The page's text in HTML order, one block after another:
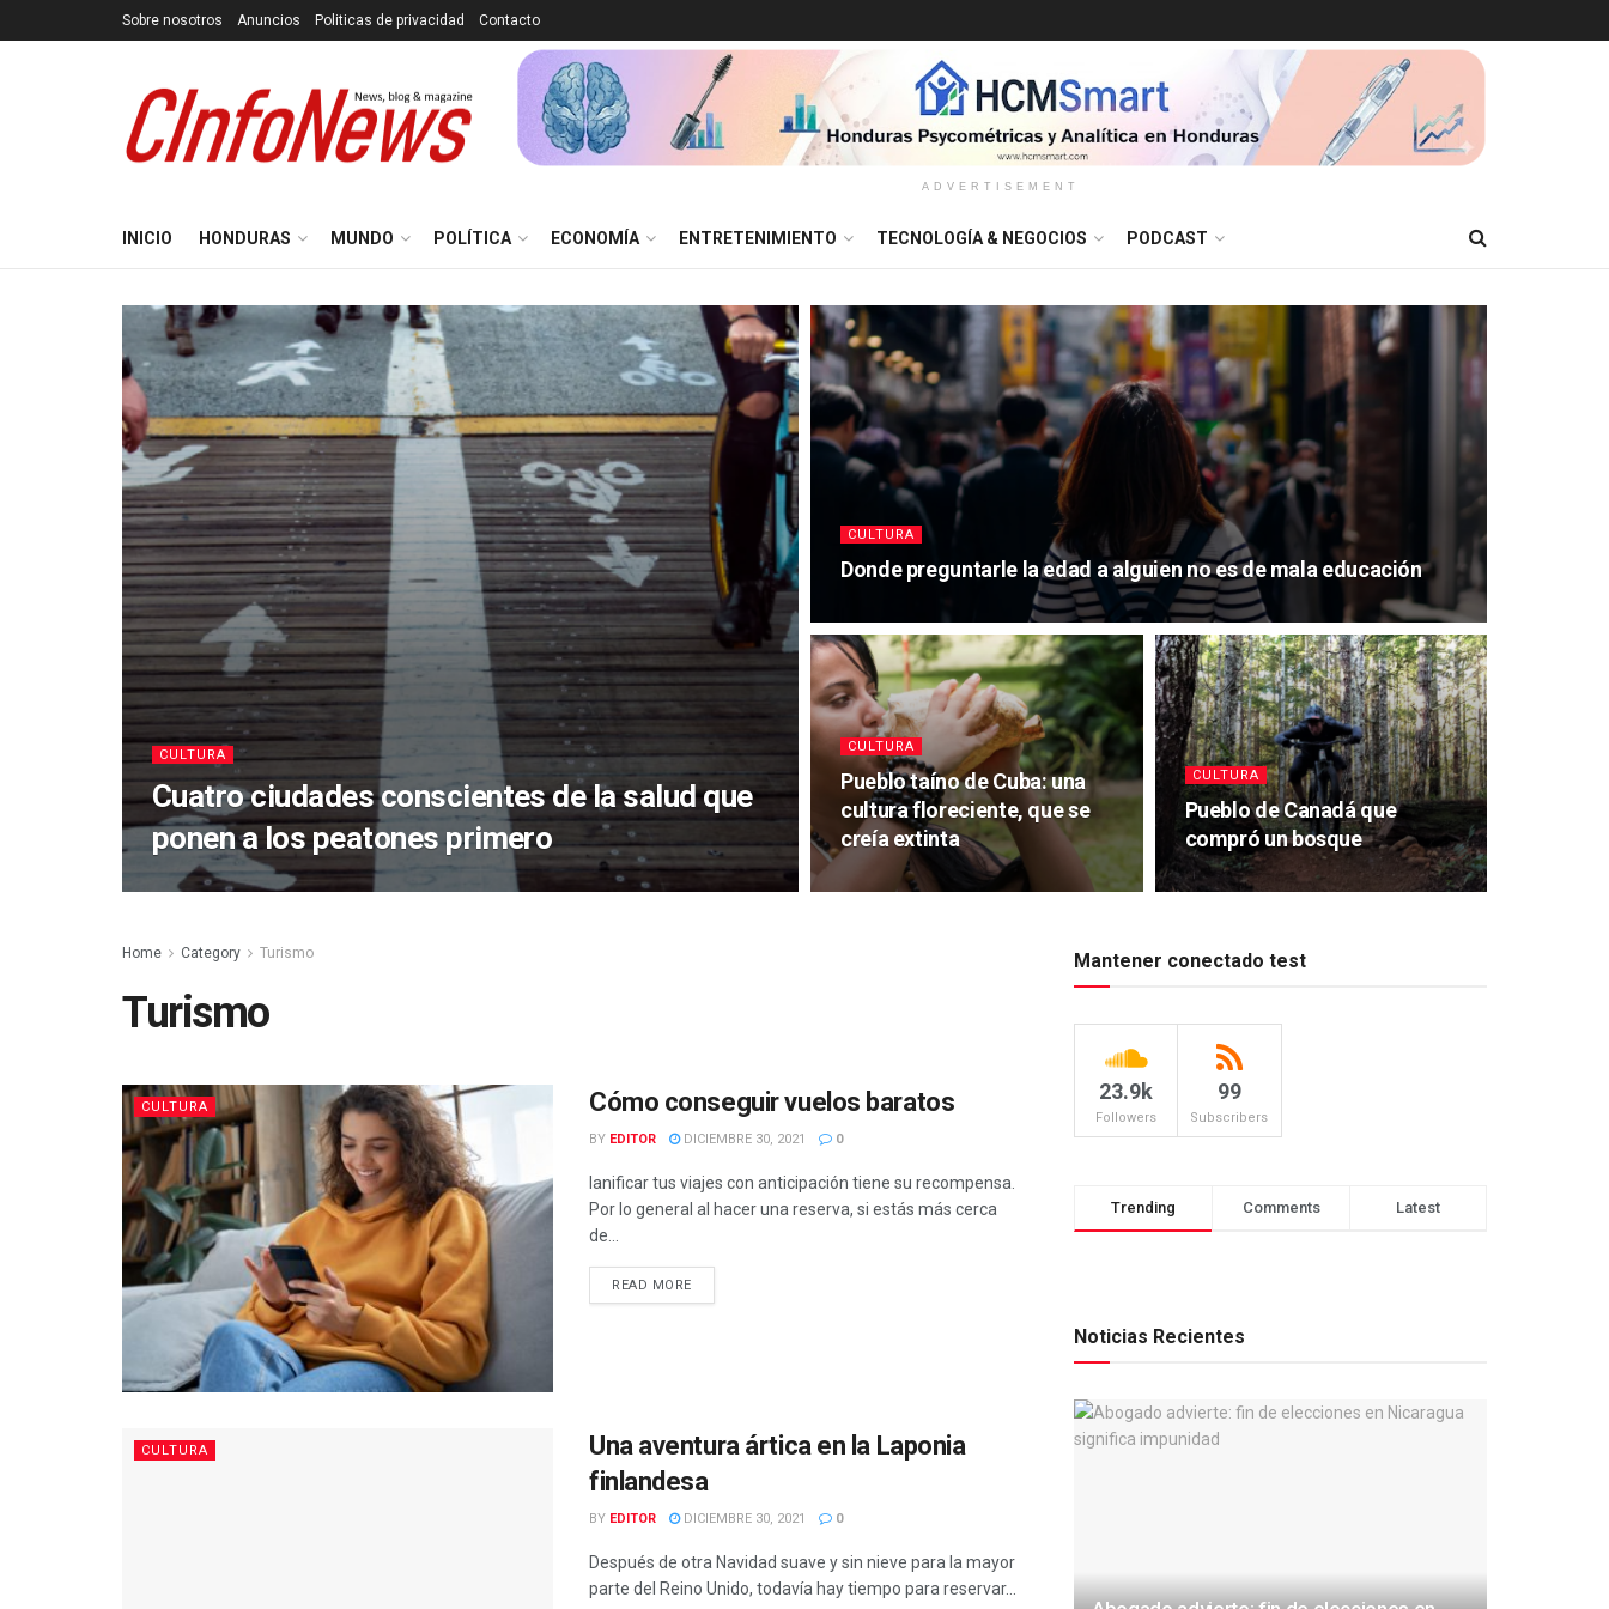
Sobre nosotros Anuncios Politicas de privacidad Contacto
ADVERTISEMENT
INICIO HONDURAS MUNDO POLÍTICA ECONOMÍA ENTRETENIMIENTO TECNOLOGÍA & NEGOCIOS PODCAST
CULTURA
Cuatro ciudades conscientes de la salud que
ponen a los peatones primero
CULTURA
Donde preguntarle la edad a alguien no es de mala educación
CULTURA
Pueblo taíno de Cuba: una
cultura floreciente, que se
creía extinta
CULTURA
Pueblo de Canadá que
compró un bosque
Home Category Turismo
Turismo
CULTURA Cómo conseguir vuelos baratos
BY EDITOR DICIEMBRE 30, 2021 0
lanificar tus viajes con anticipación tiene su recompensa.
Por lo general al hacer una reserva, si estás más cerca
de...
READ MORE
CULTURA
Una aventura ártica en la Laponia
finlandesa
BY EDITOR DICIEMBRE 30, 2021 0
Después de otra Navidad suave y sin nieve para la mayor
parte del Reino Unido, todavía hay tiempo para reservar...
Mantener conectado test
23.9k
Followers
99
Subscribers
Trending Comments Latest
Noticias Recientes